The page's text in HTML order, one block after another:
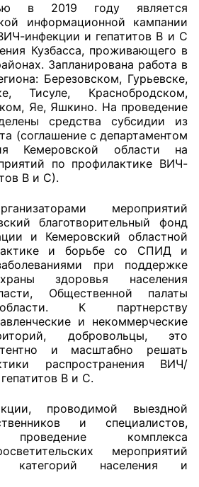
СВЯЗЬ
при территориальных
органов
власти
по проведению
качества условий
ОП КО
в 2019 году является
информационной кампании
инфекции и гепатитов В и С
Кузбасса, проживающего в
Запланирована работа в
Березовском, Гурьевске,
Тисуле, Краснобродском,
Яе, Яшкино. На проведение
средства субсидии из
(соглашение с департаментом
Кемеровской области на
по профилактике ВИЧ-
В и С).
мероприятий
благотворительный фонд
и Кемеровский областной
и борьбе со СПИД и
при поддержке
здоровья населения
Общественной палаты
К партнерству
и некоммерческие
добровольцы, это
и масштабно решать
распространения ВИЧ/
В и С.
проводимой выездной
и специалистов,
проведение комплекса
мероприятий
категорий населения и